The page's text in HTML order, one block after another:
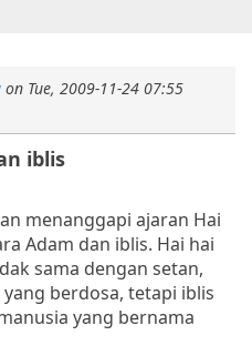
on Tue, 2009-11-24 07:55
iblis
menanggapi ajaran Hai
Adam dan iblis. Hai hai
sama dengan setan,
berdosa, tetapi iblis
yang bernama